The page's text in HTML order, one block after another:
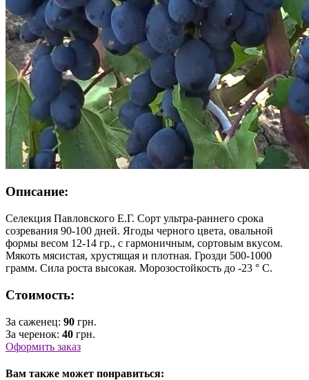
Описание:
Селекция Павловского Е.Г. Сорт ультра-раннего срока
созревания 90-100 дней. Ягоды черного цвета, овальной
формы весом 12-14 гр., с гармоничным, сортовым вкусом.
Мякоть мясистая, хрустящая и плотная. Грозди 500-1000
грамм. Сила роста высокая. Морозостойкость до -23 ° C.
Стоимость:
За саженец: 90 грн.
За черенок: 40 грн.
Оформить заказ
Вам также может понравиться: